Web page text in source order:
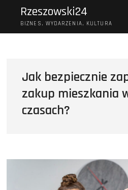
content
Rzeszowski24
BIZNES, WYDARZENIA, KULTURA
Jak bezpiecznie
zakup mieszkania
czasach?